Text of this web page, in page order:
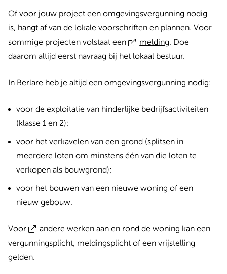
Of voor jouw project een omgevingsvergunning nodig
is, hangt af van de lokale voorschriften en plannen. Voor
sommige projecten volstaat een
melding. Doe
daarom altijd eerst navraag bij het lokaal bestuur.
In Berlare heb je altijd een omgevingsvergunning nodig:
voor de exploitatie van hinderlijke bedrijfsactiviteiten
(klasse 1 en 2);
voor het verkavelen van een grond (splitsen in
meerdere loten om minstens één van die loten te
verkopen als bouwgrond);
voor het bouwen van een nieuwe woning of een
nieuw gebouw.
Voor andere werken aan en rond de woning kan een
vergunningsplicht, meldingsplicht of een vrijstelling
gelden.